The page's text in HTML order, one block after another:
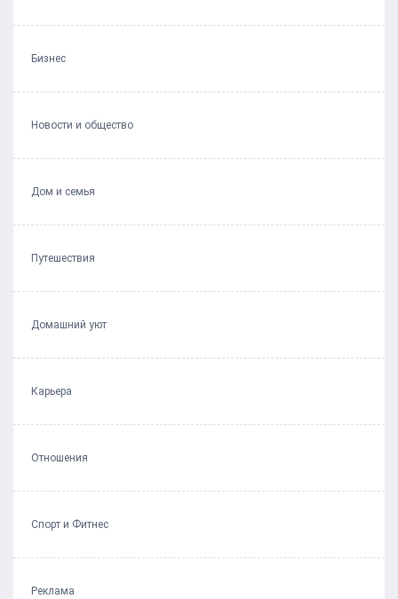
Бизнес
Новости и общество
Дом и семья
Путешествия
Домашний уют
Карьера
Отношения
Спорт и Фитнес
Реклама